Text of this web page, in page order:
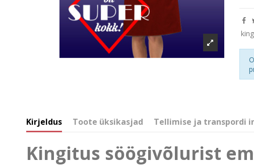
Kirjeldus Toote üksikasjad Tellimise ja transpordi
Kingitus söögivõlurist